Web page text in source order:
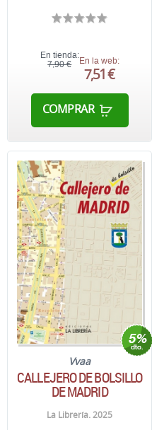
En tienda:
7,90 €
En la web:
7,51 €
COMPRAR
Vvaa
CALLEJERO DE BOLSILLO
DE MADRID
La Librería. 2025